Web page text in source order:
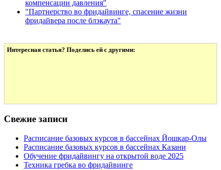
компенсации давления"
"Партнерство во фридайвинге, спасение жизни
фридайвера после блэкаута"
Интересная статья? Поделись ей с другими:
Свежие записи
Расписание базовых курсов в бассейнах Йошкар-Олы
Расписание базовых курсов в бассейнах Казани
Обучение фридайвингу на открытой воде 2025
Техника гребка во фридайвинге